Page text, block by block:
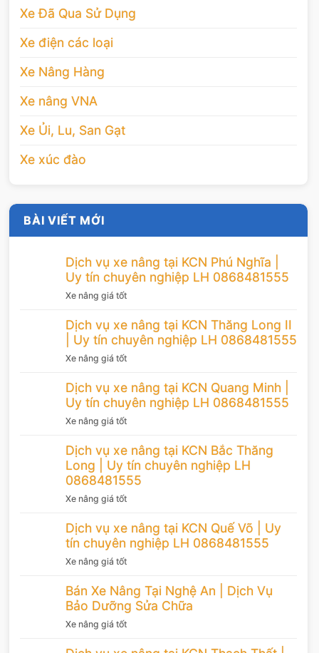
Xe Đã Qua Sử Dụng
Xe điện các loại
Xe Nâng Hàng
Xe nâng VNA
Xe Ủi, Lu, San Gạt
Xe xúc đào
BÀI VIẾT MỚI
Dịch vụ xe nâng tại KCN Phú Nghĩa |
Uy tín chuyên nghiệp LH 0868481555
Xe nâng giá tốt
Dịch vụ xe nâng tại KCN Thăng Long II
| Uy tín chuyên nghiệp LH 0868481555
Xe nâng giá tốt
Dịch vụ xe nâng tại KCN Quang Minh |
Uy tín chuyên nghiệp LH 0868481555
Xe nâng giá tốt
Dịch vụ xe nâng tại KCN Bắc Thăng
Long | Uy tín chuyên nghiệp LH
0868481555
Xe nâng giá tốt
Dịch vụ xe nâng tại KCN Quế Võ | Uy
tín chuyên nghiệp LH 0868481555
Xe nâng giá tốt
Bán Xe Nâng Tại Nghệ An | Dịch Vụ
Bảo Dưỡng Sửa Chữa
Xe nâng giá tốt